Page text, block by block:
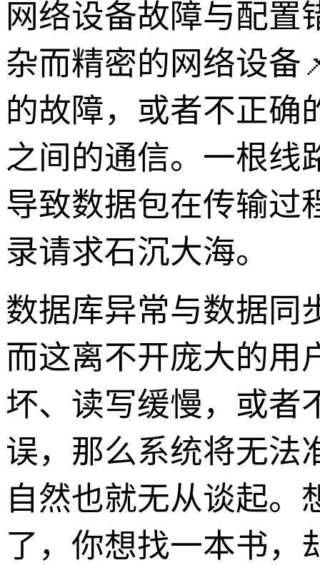
网络设备故障与配置
杂而精密的网络设备
的故障，或者不正确
之间的通信。一根线
导致数据包在传输过
录请求石沉大海。
数据库异常与数据同
而这离不开庞大的用
坏、读写缓慢，或者
误，那么系统将无法
自然也就无从谈起。
了，你想找一本书，